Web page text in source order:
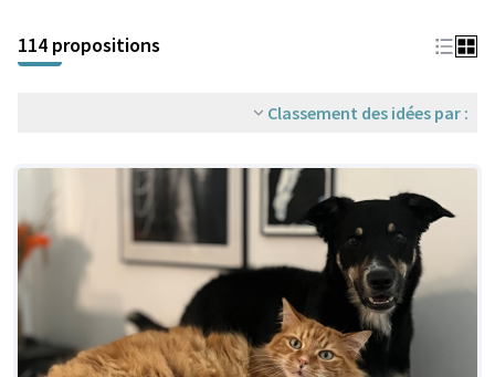
114 propositions
Classement des idées par :